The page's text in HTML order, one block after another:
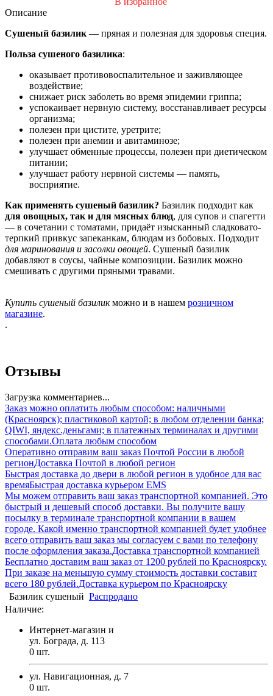
Описание
Сушеный базилик — пряная и полезная для здоровья специя.
Польза сушеного базилика:
оказывает противовоспалительное и заживляющее
воздействие;
снижает риск заболеть во время эпидемии гриппа;
успокаивает нервную систему, восстанавливает ресурсы
организма;
полезен при цистите, уретрите;
полезен при анемии и авитаминозе;
улучшает обменные процессы, полезен при диетическом
питании;
улучшает работу нервной системы — память,
восприятие.
Как применять сушеный базилик? Базилик подходит как
для овощных, так и для мясных блюд, для супов и спагетти
— в сочетании с томатами, придаёт изысканный сладковато-
терпкий привкус запеканкам, блюдам из бобовых. Подходит
для маринования и засолки овощей. Сушеный базилик
добавляют в соусы, чайные композиции. Базилик можно
смешивать с другими пряными травами.
Купить сушеный базиликможно и в нашем розничном
магазине.
.
Отзывы
Загрузка комментариев...
Заказ можно оплатить любым способом: наличными
(Красноярск); пластиковой картой; в любом отделении банка;
QIWI, яндекс.деньгами; в платежных терминалах и другими
способами.Оплата любым способом
Оперативно отправим ваш заказ Почтой России в любой
регионДоставка Почтой в любой регион
Быстрая доставка до двери в любой регион в удобное для вас
времяБыстрая доставка курьером EMS
Мы можем отправить ваш заказ транспортной компанией. Это
быстрый и дешевый способ доставки. Вы получите вашу
посылку в терминале транспортной компании в вашем
городе. Какой именно транспортной компанией будет удобнее
всего отправить ваш заказ мы согласуем с вами по телефону
после оформления заказа.Доставка транспортной компанией
Бесплатно доставим ваш заказ от 1200 рублей по Красноярску.
При заказе на меньшую сумму стоимость доставки составит
всего 180 рублей.Доставка курьером по Красноярску
Базилик сушеный Распродано
Наличие:
Интернет-магазин и
ул. Бограда, д. 113
0 шт.
ул. Навигационная, д. 7
0 шт.